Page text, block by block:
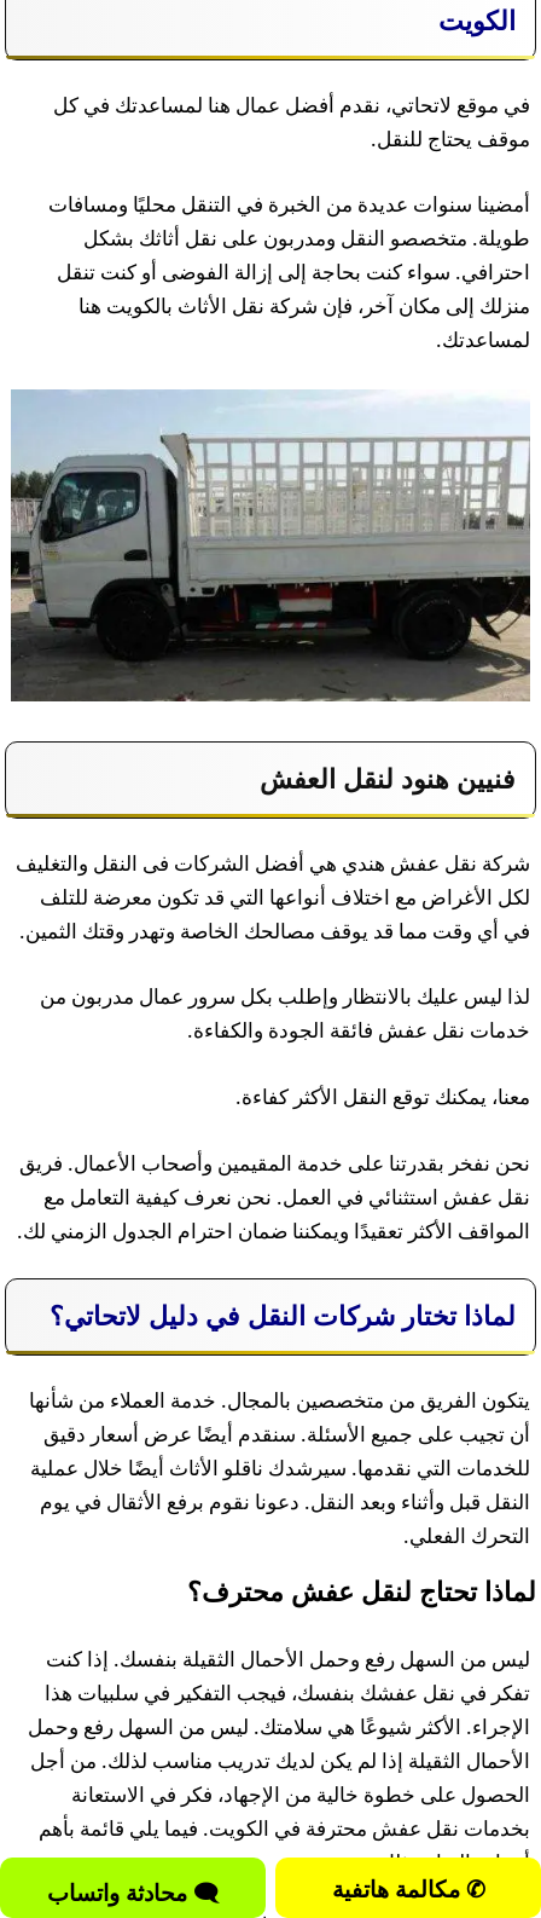
الكويت
في موقع لاتحاتي، نقدم أفضل عمال هنا لمساعدتك في كل
موقف يحتاج للنقل.
أمضينا سنوات عديدة من الخبرة في التنقل محليًا ومسافات
طويلة. متخصصو النقل ومدربون على نقل أثاثك بشكل
احترافي. سواء كنت بحاجة إلى إزالة الفوضى أو كنت تنقل
منزلك إلى مكان آخر، فإن شركة نقل الأثاث بالكويت هنا
لمساعدتك.
فنيين هنود لنقل العفش
شركة نقل عفش هندي هي أفضل الشركات فى النقل والتغليف
لكل الأغراض مع اختلاف أنواعها التي قد تكون معرضة للتلف
في أي وقت مما قد يوقف مصالحك الخاصة وتهدر وقتك الثمين.
لذا ليس عليك بالانتظار وإطلب بكل سرور عمال مدربون من
خدمات نقل عفش فائقة الجودة والكفاءة.
معنا، يمكنك توقع النقل الأكثر كفاءة.
نحن نفخر بقدرتنا على خدمة المقيمين وأصحاب الأعمال. فريق
نقل عفش استثنائي في العمل. نحن نعرف كيفية التعامل مع
المواقف الأكثر تعقيدًا ويمكننا ضمان احترام الجدول الزمني لك.
لماذا تختار شركات النقل في دليل لاتحاتي؟
يتكون الفريق من متخصصين بالمجال. خدمة العملاء من شأنها
أن تجيب على جميع الأسئلة. سنقدم أيضًا عرض أسعار دقيق
للخدمات التي نقدمها. سيرشدك ناقلو الأثاث أيضًا خلال عملية
النقل قبل وأثناء وبعد النقل. دعونا نقوم برفع الأثقال في يوم
التحرك الفعلي.
لماذا تحتاج لنقل عفش محترف؟
ليس من السهل رفع وحمل الأحمال الثقيلة بنفسك. إذا كنت
تفكر في نقل عفشك بنفسك، فيجب التفكير في سلبيات هذا
الإجراء. الأكثر شيوعًا هي سلامتك. ليس من السهل رفع وحمل
الأحمال الثقيلة إذا لم يكن لديك تدريب مناسب لذلك. من أجل
الحصول على خطوة خالية من الإجهاد، فكر في الاستعانة
بخدمات نقل عفش محترفة في الكويت. فيما يلي قائمة بأهم
أسباب القيام بذلك:
✆ مكالمة هاتفية 🗨 محادثة واتساب